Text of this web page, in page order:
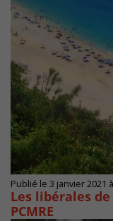
Publié le 3 janvier 2021
Les libérales
PCMRE